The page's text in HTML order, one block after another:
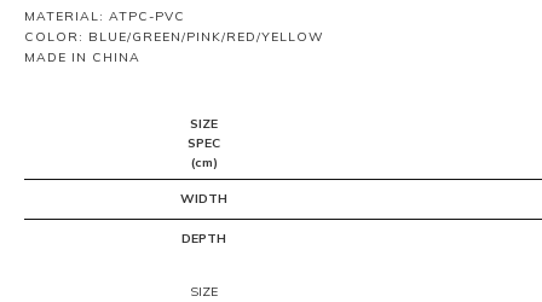
MATERIAL: ATPC-PVC
COLOR: BLUE/GREEN/PINK/RED/YELLOW
MADE IN CHINA
SIZE
SPEC
(cm)
WIDTH
DEPTH
SIZE